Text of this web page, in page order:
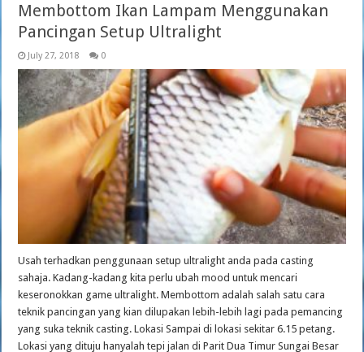
Membottom Ikan Lampam Menggunakan
Pancingan Setup Ultralight
July 27, 2018 0
Usah terhadkan penggunaan setup ultralight anda pada casting
sahaja. Kadang-kadang kita perlu ubah mood untuk mencari
keseronokkan game ultralight. Membottom adalah salah satu cara
teknik pancingan yang kian dilupakan lebih-lebih lagi pada pemancing
yang suka teknik casting. Lokasi Sampai di lokasi sekitar 6.15 petang.
Lokasi yang dituju hanyalah tepi jalan di Parit Dua Timur Sungai Besar